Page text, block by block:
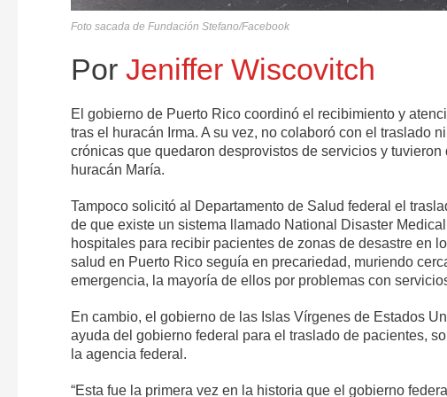
Foto sacada de Fundación Stefano/Facebook
Por Jeniffer Wiscovitch
El gobierno de Puerto Rico coordinó el recibimiento y
tras el huracán Irma. A su vez, no colaboró con el traslado
crónicas que quedaron desprovistos de servicios y
huracán María.
Tampoco solicitó al Departamento de Salud federal el
de que existe un sistema llamado National Disaster
hospitales para recibir pacientes de zonas de desastre en
salud en Puerto Rico seguía en precariedad, muriendo
emergencia, la mayoría de ellos por problemas con
En cambio, el gobierno de las Islas Vírgenes de Estados
ayuda del gobierno federal para el traslado de pacientes,
la agencia federal.
“Esta fue la primera vez en la historia que el gobierno